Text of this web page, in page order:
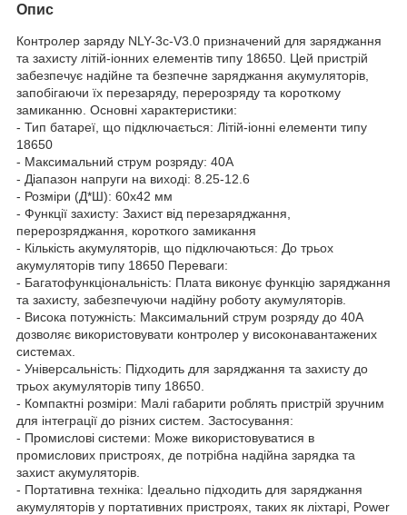
Опис
Контролер заряду NLY-3c-V3.0 призначений для заряджання
та захисту літій-іонних елементів типу 18650. Цей пристрій
забезпечує надійне та безпечне заряджання акумуляторів,
запобігаючи їх перезаряду, перерозряду та короткому
замиканню. Основні характеристики:
- Тип батареї, що підключається: Літій-іонні елементи типу
18650
- Максимальний струм розряду: 40A
- Діапазон напруги на виході: 8.25-12.6
- Розміри (Д*Ш): 60х42 мм
- Функції захисту: Захист від перезаряджання,
перерозряджання, короткого замикання
- Кількість акумуляторів, що підключаються: До трьох
акумуляторів типу 18650 Переваги:
- Багатофункціональність: Плата виконує функцію заряджання
та захисту, забезпечуючи надійну роботу акумуляторів.
- Висока потужність: Максимальний струм розряду до 40A
дозволяє використовувати контролер у високонавантажених
системах.
- Універсальність: Підходить для заряджання та захисту до
трьох акумуляторів типу 18650.
- Компактні розміри: Малі габарити роблять пристрій зручним
для інтеграції до різних систем. Застосування:
- Промислові системи: Може використовуватися в
промислових пристроях, де потрібна надійна зарядка та
захист акумуляторів.
- Портативна техніка: Ідеально підходить для заряджання
акумуляторів у портативних пристроях, таких як ліхтарі, Power